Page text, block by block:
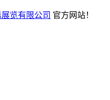
览有限公司 官方网站！